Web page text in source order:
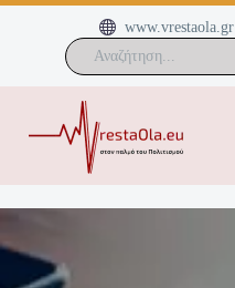

 www.vrestaola.gr